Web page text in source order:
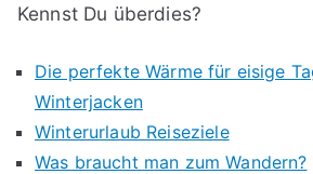
Kennst Du überdies?
Die perfekte Wärme für eisige
Winterjacken
Winterurlaub Reiseziele
Was braucht man zum Wandern?